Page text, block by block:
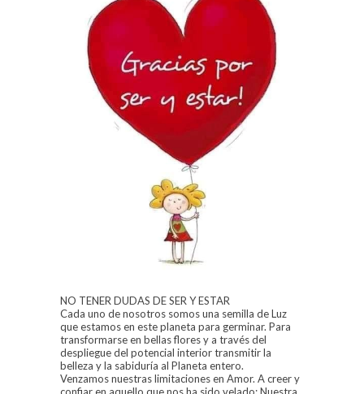
NO TENER DUDAS DE SER Y ESTAR
Cada uno de nosotros somos una semilla de Luz
que estamos en este planeta para germinar. Para
transformarse en bellas flores y a través del
despliegue del potencial interior transmitir la
belleza y la sabiduría al Planeta entero.
Venzamos nuestras limitaciones en Amor. A creer y